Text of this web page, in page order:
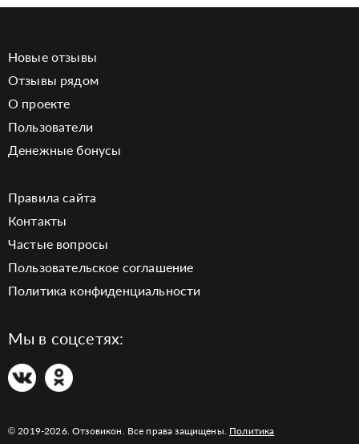
Новые отзывы
Отзывы рядом
О проекте
Пользователи
Денежные бонусы
Правила сайта
Контакты
Частые вопросы
Пользовательское соглашение
Политика конфиденциальности
Мы в соцсетях:
© 2019-2026. Отзовикон. Все права защищены. Политика